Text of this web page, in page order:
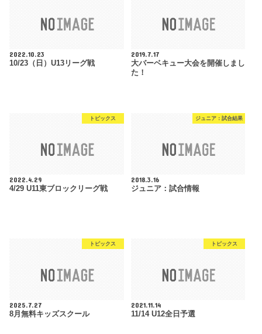
2022.10.23
10/23（日）U13リーグ戦
2019.7.17
大バーベキュー大会を開催しまし
た！
トピックス
2022.4.29
4/29 U11東ブロックリーグ戦
ジュニア：試合結果
2018.3.16
ジュニア：試合情報
トピックス
2025.7.27
8月無料キッズスクール
トピックス
2021.11.14
11/14 U12全日予選